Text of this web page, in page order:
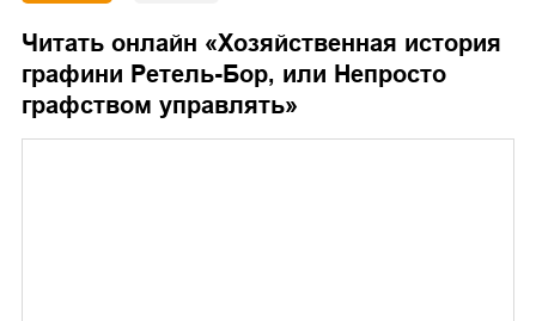
Читать онлайн «Хозяйственная история
графини Ретель-Бор, или Непросто
графством управлять»